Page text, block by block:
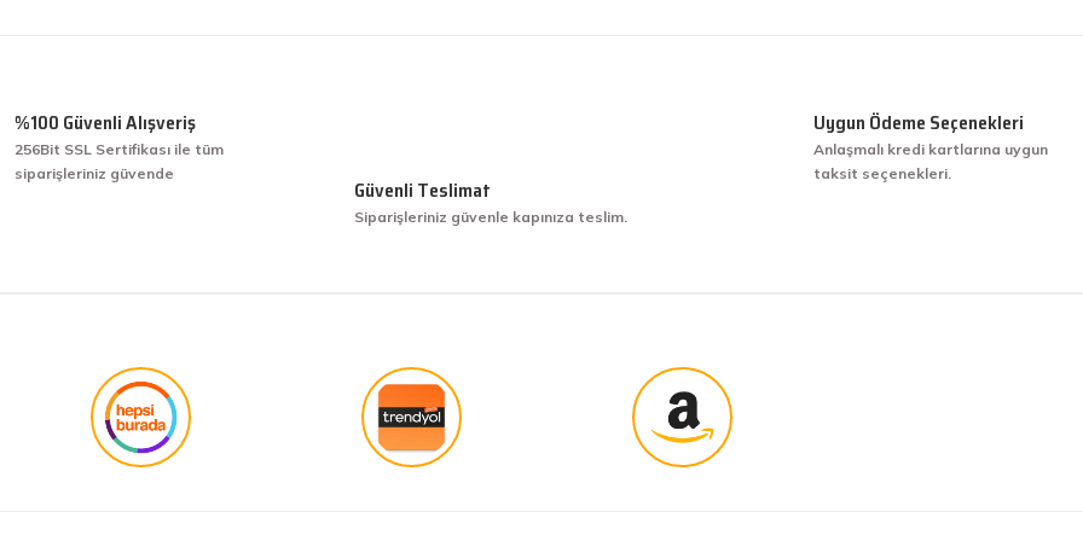
hakkıyla yapmak diye buna derim.
%100 Güvenli Alışveriş
256Bit SSL Sertifikası ile tüm
siparişleriniz güvende
Güvenli Teslimat
Siparişleriniz güvenle kapınıza teslim.
Uygun Ödeme Seçenekleri
Anlaşmalı kredi kartlarına uygun
taksit seçenekleri.